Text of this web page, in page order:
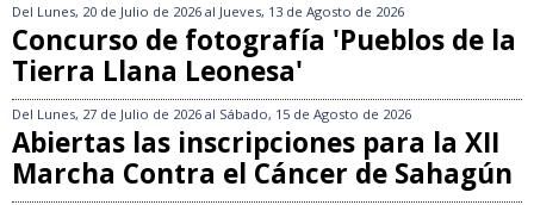
Del Lunes, 20 de Julio de 2026 al Jueves, 13 de Agosto de 2026
Concurso de fotografía 'Pueblos de la
Tierra Llana Leonesa'
Del Lunes, 27 de Julio de 2026 al Sábado, 15 de Agosto de 2026
Abiertas las inscripciones para la XII
Marcha Contra el Cáncer de Sahagún